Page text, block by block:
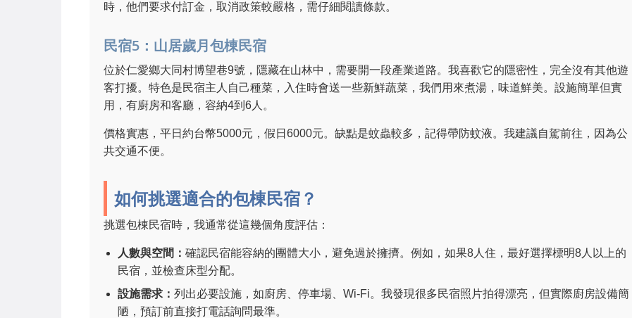
時，他們要求付訂金，取消政策較嚴格，需仔細閱讀條款。
民宿5：山居歲月包棟民宿
位於仁愛鄉大同村博望巷9號，隱藏在山林中，需要開一段產業道路。我喜歡它的隱密性，完全沒有其他遊
客打擾。特色是民宿主人自己種菜，入住時會送一些新鮮蔬菜，我們用來煮湯，味道鮮美。設施簡單但實
用，有廚房和客廳，容納4到6人。
價格實惠，平日約台幣5000元，假日6000元。缺點是蚊蟲較多，記得帶防蚊液。我建議自駕前往，因為公
共交通不便。
如何挑選適合的包棟民宿？
挑選包棟民宿時，我通常從這幾個角度評估：
人數與空間： 確認民宿能容納的團體大小，避免過於擁擠。例如，如果8人住，最好選擇標明8人以上的
民宿，並檢查床型分配。
設施需求： 列出必要設施，如廚房、停車場、Wi-Fi。我發現很多民宿照片拍得漂亮，但實際廚房設備簡
陋，預訂前直接打電話詢問最準。